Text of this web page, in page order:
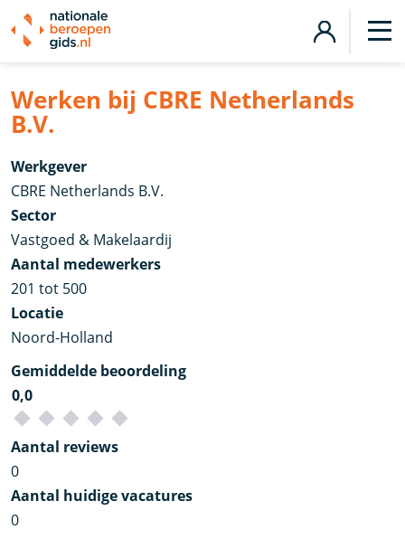
Werken bij CBRE Netherlands
B.V.
Werkgever
CBRE Netherlands B.V.
Sector
Vastgoed & Makelaardij
Aantal medewerkers
201 tot 500
Locatie
Noord-Holland
Gemiddelde beoordeling
0,0
Aantal reviews
0
Aantal huidige vacatures
0